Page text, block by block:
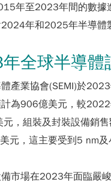
年至2023年間的數據
年和2025年半導體
全球半導體
體產業協會(SEMI)於
為906億美元，較
，組裝及封裝設備銷
元，這主要受到5 nm及
市場在2023年面臨嚴